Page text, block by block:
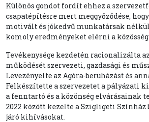
Különös gondot fordít ehhez a
csapatépítésre mert meggyőződése,
motivált és jókedvű munkatársak
komoly eredményeket elérni a
Tevékenysége kezdetén racionalizálta
működését szervezeti, gazdasági és
Levezényelte az Agóra-beruházást és
Felkészítette a szervezetet a pályázati
a fenntartó és a közönség elvárásainak
2022 között kezelte a Szigligeti Színház
járó kihívásokat.